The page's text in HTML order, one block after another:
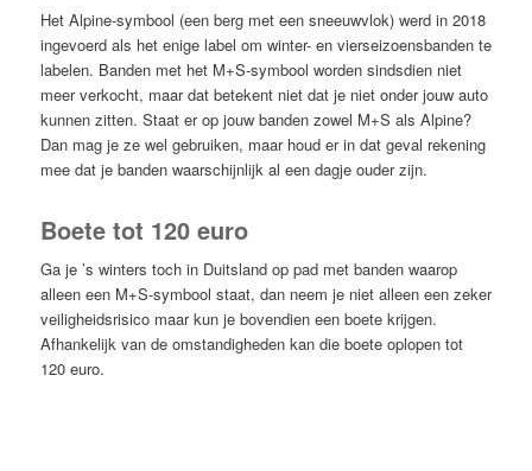
Het Alpine-symbool (een berg met een sneeuwvlok) werd in 2018
ingevoerd als het enige label om winter- en vierseizoensbanden te
labelen. Banden met het M+S-symbool worden sindsdien niet
meer verkocht, maar dat betekent niet dat je niet onder jouw auto
kunnen zitten. Staat er op jouw banden zowel M+S als Alpine?
Dan mag je ze wel gebruiken, maar houd er in dat geval rekening
mee dat je banden waarschijnlijk al een dagje ouder zijn.
Boete tot 120 euro
Ga je ’s winters toch in Duitsland op pad met banden waarop
alleen een M+S-symbool staat, dan neem je niet alleen een zeker
veiligheidsrisico maar kun je bovendien een boete krijgen.
Afhankelijk van de omstandigheden kan die boete oplopen tot
120 euro.